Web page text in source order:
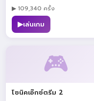
▶ 109,340 ครั้ง
▶เล่นเกม
🎮
โซนิคเอ๊กซ์ตรีม 2